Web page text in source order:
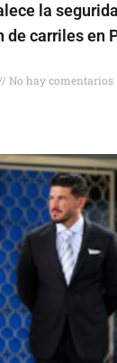
la
carriles en
No hay comentarios